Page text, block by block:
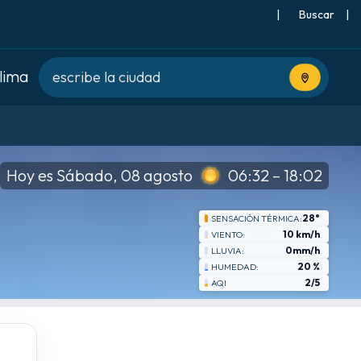
| |
Usa tu
Hoy es Sábado, 08 agosto 06:32 – 18:02
SENSACIÓN TÉRMICA:28°
VIENTO: 10 km/h
LLUVIA: 0mm/h
HUMEDAD: 20 %
AQI 2/5